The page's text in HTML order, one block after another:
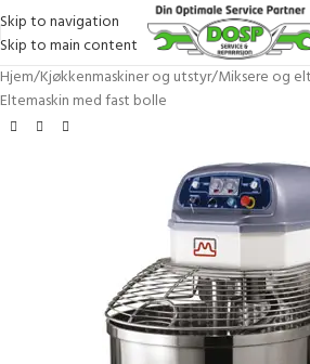
Skip to navigation
Skip to main content
Hjem/Kjøkkenmaskiner og utstyr/Miksere og
Eltemaskin med fast bolle